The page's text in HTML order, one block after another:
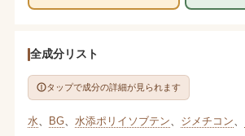
全成分リスト
タップで成分の詳細が見られます
水 BG、 水添ポリイソブテン ジメチコン